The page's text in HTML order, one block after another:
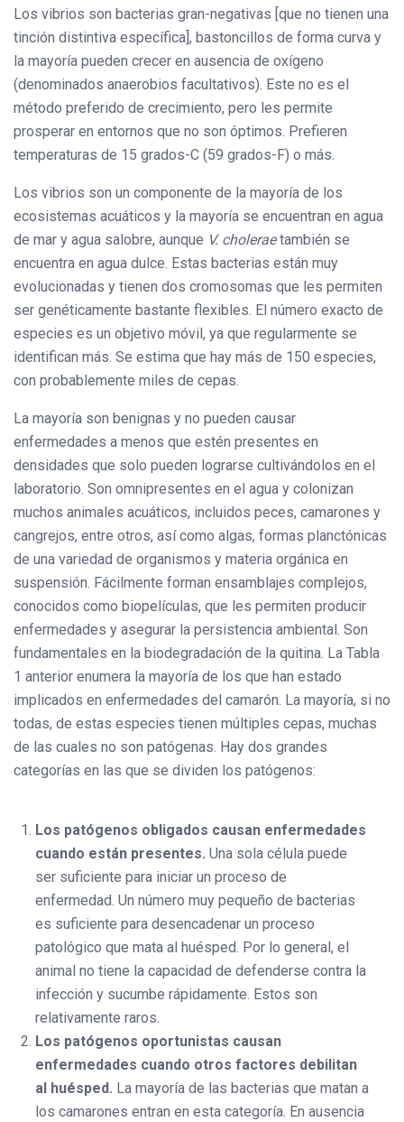
Los vibrios son bacterias gran-negativas [que no tienen una
tinción distintiva específica], bastoncillos de forma curva y
la mayoría pueden crecer en ausencia de oxígeno
(denominados anaerobios facultativos). Este no es el
método preferido de crecimiento, pero les permite
prosperar en entornos que no son óptimos. Prefieren
temperaturas de 15 grados-C (59 grados-F) o más.
Los vibrios son un componente de la mayoría de los
ecosistemas acuáticos y la mayoría se encuentran en agua
de mar y agua salobre, aunque V. choleraetambién se
encuentra en agua dulce. Estas bacterias están muy
evolucionadas y tienen dos cromosomas que les permiten
ser genéticamente bastante flexibles. El número exacto de
especies es un objetivo móvil, ya que regularmente se
identifican más. Se estima que hay más de 150 especies,
con probablemente miles de cepas.
La mayoría son benignas y no pueden causar
enfermedades a menos que estén presentes en
densidades que solo pueden lograrse cultivándolos en el
laboratorio. Son omnipresentes en el agua y colonizan
muchos animales acuáticos, incluidos peces, camarones y
cangrejos, entre otros, así como algas, formas planctónicas
de una variedad de organismos y materia orgánica en
suspensión. Fácilmente forman ensamblajes complejos,
conocidos como biopelículas, que les permiten producir
enfermedades y asegurar la persistencia ambiental. Son
fundamentales en la biodegradación de la quitina. La Tabla
1 anterior enumera la mayoría de los que han estado
implicados en enfermedades del camarón. La mayoría, si no
todas, de estas especies tienen múltiples cepas, muchas
de las cuales no son patógenas. Hay dos grandes
categorías en las que se dividen los patógenos:
Los patógenos obligados causan enfermedades
cuando están presentes. Una sola célula puede
ser suficiente para iniciar un proceso de
enfermedad. Un número muy pequeño de bacterias
es suficiente para desencadenar un proceso
patológico que mata al huésped. Por lo general, el
animal no tiene la capacidad de defenderse contra la
infección y sucumbe rápidamente. Estos son
relativamente raros.
Los patógenos oportunistas causan
enfermedades cuando otros factores debilitan
al huésped. La mayoría de las bacterias que matan a
los camarones entran en esta categoría. En ausencia